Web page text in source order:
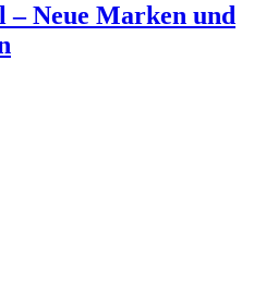
– Neue Marken und